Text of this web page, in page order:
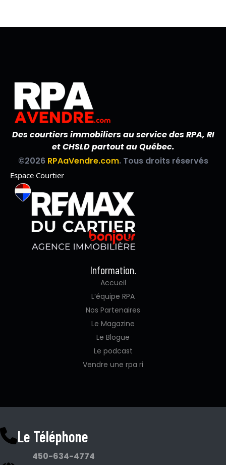
Des courtiers immobiliers au service des RPA, RI
et CHSLD partout au Québec.
©2026 RPAaVendre.com. Tous droits réservés
Espace Courtier
Information.
Accueil
L’équipe RPA
Nos Partenaires
Le Magazine
Le Blogue
Le podcast
Vendre une rpa ri
Le Téléphone
450-634-4774